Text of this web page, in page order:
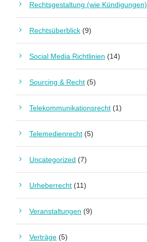
Rechtsgestaltung (wie Kündigungen)
Rechtsüberblick (9)
Social Media Richtlinien (14)
Sourcing & Recht (5)
Telekommunikationsrecht (1)
Telemedienrecht (5)
Uncategorized (7)
Urheberrecht (11)
Veranstaltungen (9)
Verträge (5)